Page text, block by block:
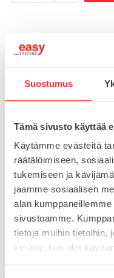
Suostumus
Tämä sivusto käyttää
Käytämme evästeitä
räätälöimiseen,
tukemiseen ja
jaamme sosiaalisen
alan
sivustoamme.
tietoja muihin tietoihin,
kerätty, kun olet
Nopea toimitus 3
Yli 1900mm toimitus
Tuotenumero098V603016
Osasto
Kierreholkit putkille
MATERIAALI
MYYNTIERÄ
KIERRE